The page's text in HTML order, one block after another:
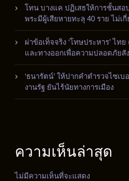
โทน บางแค ปฏิเสธให้การชั้นสอ
พระมีผู้เสียหายทะลุ 40 ราย ไม่เ
ผ่าข้อเท็จจริง ‘โทษประหาร’ ไ
และทางออกเพื่อความปลอดภัยสั
‘ธนารัตน์’ ให้ปากคำตำรวจไซเ
งานรัฐ ยันไร้นัยทางการเมือง
ความเห็นล่าสุด
ไม่มีความเห็นที่จะแสดง